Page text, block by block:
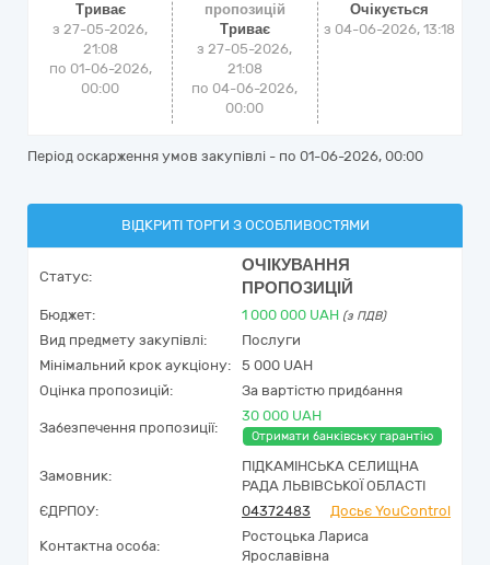
Триває
з 27-05-2026,
21:08
по 01-06-2026,
00:00
пропозицій
Триває
з 27-05-2026,
21:08
по 04-06-2026,
00:00
Очікується
з 04-06-2026, 13:18
Період оскарження умов закупівлі - по 01-06-2026, 00:00
ВІДКРИТІ ТОРГИ З ОСОБЛИВОСТЯМИ
Статус:
ОЧІКУВАННЯ
ПРОПОЗИЦІЙ
Бюджет: 1 000 000 UAH (з ПДВ)
Вид предмету закупівлі:
Послуги
Мінімальний крок аукціону:
5 000 UAH
Оцінка пропозицій:
За вартістю придбання
Забезпечення пропозиції:
30 000 UAH
Отримати банківську гарантію
Замовник:
ПІДКАМІНСЬКА СЕЛИЩНА
РАДА ЛЬВІВСЬКОЇ ОБЛАСТІ
ЄДРПОУ:
04372483 Досьє YouControl
Контактна особа:
Ростоцька Лариса
Ярославівна